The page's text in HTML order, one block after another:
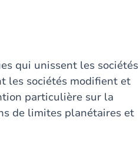
qui unissent les sociétés
les sociétés modifient et
particulière sur la
de limites planétaires et